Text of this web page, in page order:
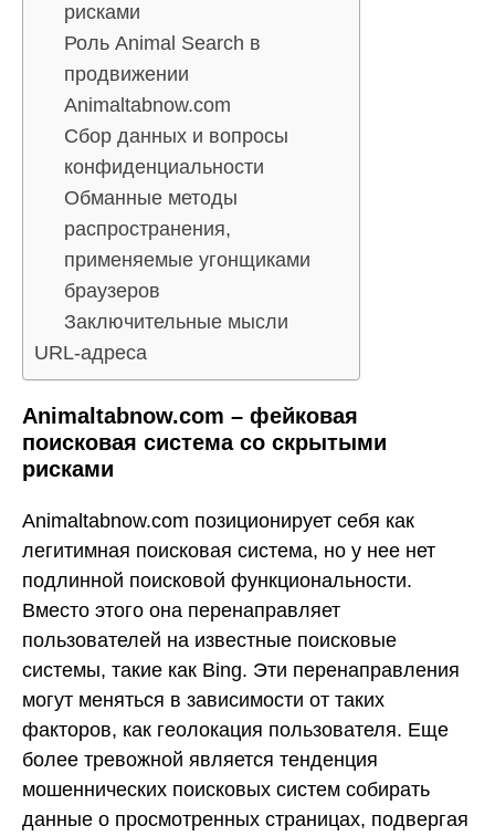
рисками
Роль Animal Search в
продвижении
Animaltabnow.com
Сбор данных и вопросы
конфиденциальности
Обманные методы
распространения,
применяемые угонщиками
браузеров
Заключительные мысли
URL-адреса
Animaltabnow.com – фейковая
поисковая система со скрытыми
рисками
Animaltabnow.com позиционирует себя как
легитимная поисковая система, но у нее нет
подлинной поисковой функциональности.
Вместо этого она перенаправляет
пользователей на известные поисковые
системы, такие как Bing. Эти перенаправления
могут меняться в зависимости от таких
факторов, как геолокация пользователя. Еще
более тревожной является тенденция
мошеннических поисковых систем собирать
данные о просмотренных страницах, подвергая